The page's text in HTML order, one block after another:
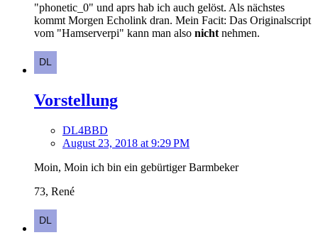
"phonetic_0" und aprs hab ich auch gelöst. Als nächstes
kommt Morgen Echolink dran. Mein Facit: Das Originalscript
vom "Hamserverpi" kann man also nicht nehmen.
Vorstellung
DL4BBD
August 23, 2018 at 9:29 PM
Moin, Moin ich bin ein gebürtiger Barmbeker
73, René